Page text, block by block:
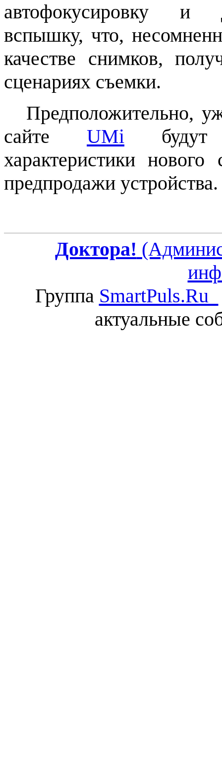
автофокусировку и
вспышку, что,
качестве снимков,
сценариях съемки.
Предположительно,
сайте UMi будут
характеристики
предпродажи устройства.
Доктора!
Группа SmartPuls.Ru
актуальные